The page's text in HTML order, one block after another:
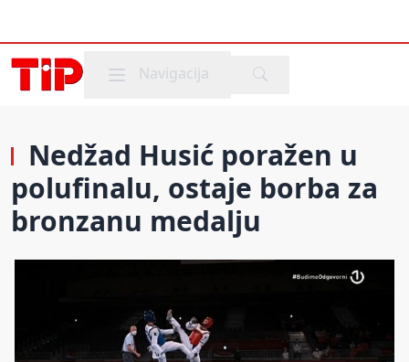
Mobile menu
Navigacija
Nedžad Husić poražen u
polufinalu, ostaje borba za
bronzanu medalju